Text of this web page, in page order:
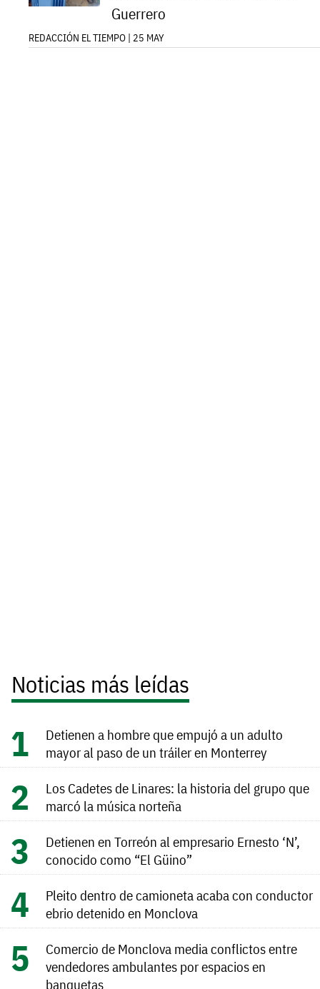
Guerrero
REDACCIÓN EL TIEMPO | 25 MAY
Noticias más leídas
Detienen a hombre que empujó a un adulto
mayor al paso de un tráiler en Monterrey
Los Cadetes de Linares: la historia del grupo que
marcó la música norteña
Detienen en Torreón al empresario Ernesto ‘N’,
conocido como “El Güino”
Pleito dentro de camioneta acaba con conductor
ebrio detenido en Monclova
Comercio de Monclova media conflictos entre
vendedores ambulantes por espacios en
banquetas